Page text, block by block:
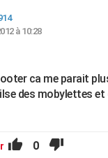
à 10:28
ca me parait
des mobylettes
0